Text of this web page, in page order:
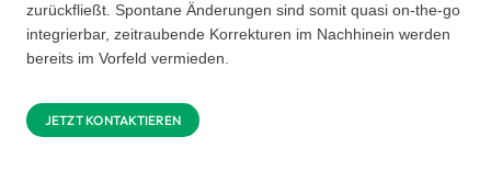
zurückfließt. Spontane Änderungen sind somit quasi on-the-go
integrierbar, zeitraubende Korrekturen im Nachhinein werden
bereits im Vorfeld vermieden.
JETZT KONTAKTIEREN